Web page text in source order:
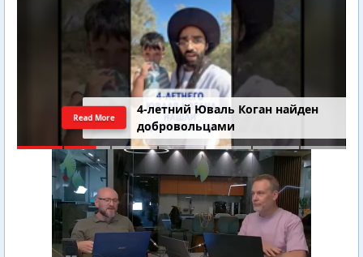
4-летний Юваль Коган найден
добровольцами
Read More